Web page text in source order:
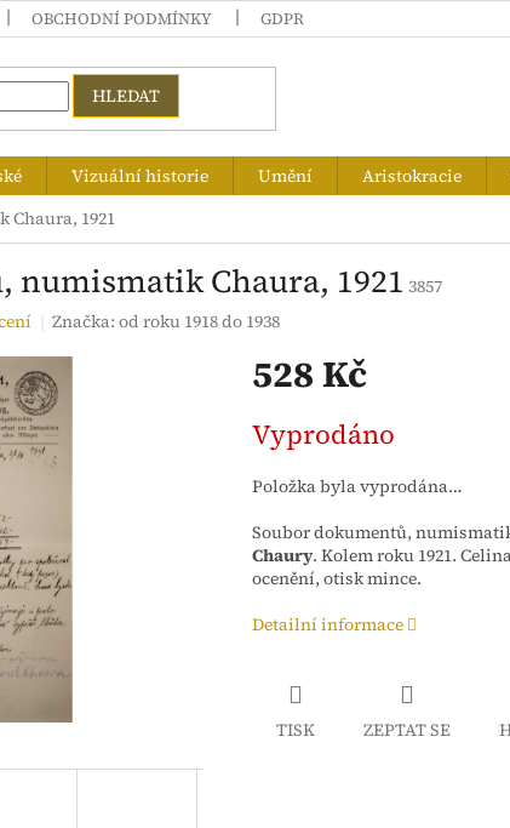
OBCHODNÍ PODMÍNKY GDPR
HLEDAT
Vizuální historie Umění Aristokracie
1921
numismatik Chaura, 1921 3857
Značka:od roku 1918 do 1938
528 Kč
cena:
Vyprodáno
Položka byla vyprodána…
Soubor dokumentů,
Chaury. Kolem roku 1921.
ocenění, otisk mince.
Detailní informace
TISK ZEPTAT SE